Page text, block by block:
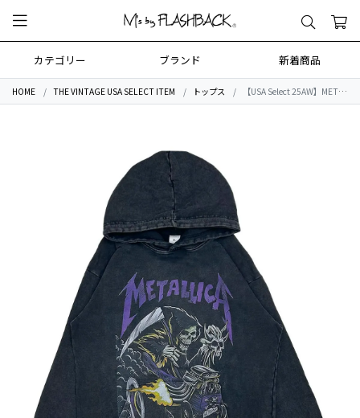
カテゴリー ブランド 新着商品
HOME THE VINTAGE USA SELECT ITEM トップス 【USA Select 25AW】METALLICA OVERSIZE Vintage Sweat Hoodie1.